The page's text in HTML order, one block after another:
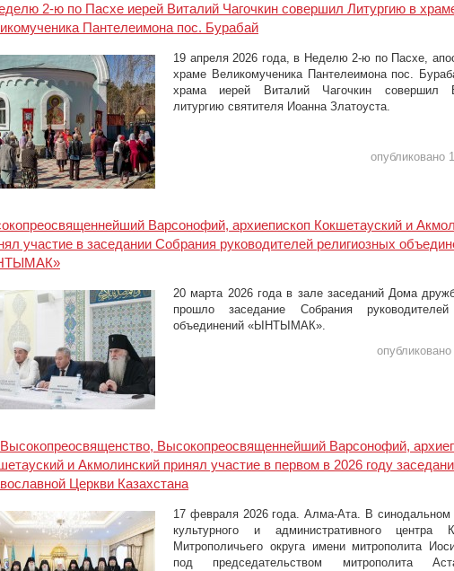
2-ю по Пасхе иерей Виталий Чагочкин совершил Литургию в
Пантелеимона пос. Бурабай
19 апреля 2026 года, в Неделю 2-ю по Пасхе,
храме Великомученика Пантелеимона пос.
храма иерей Виталий Чагочкин совершил
литургию святителя Иоанна Златоуста.
опубликовано
Варсонофий, архиепископ Кокшетауский и
участие в заседании Собрания руководителей религиозных
20 марта 2026 года в зале заседаний Дома
прошло заседание Собрания руководителей
объединений «ЫНТЫМАК».
Высокопреосвященнейший Варсонофий,
и Акмолинский принял участие в первом в 2026 году
Церкви Казахстана
17 февраля 2026 года. Алма-Ата. В синодальном
культурного и административного центра
Митрополичьего округа имени митрополита
под председательством митрополита